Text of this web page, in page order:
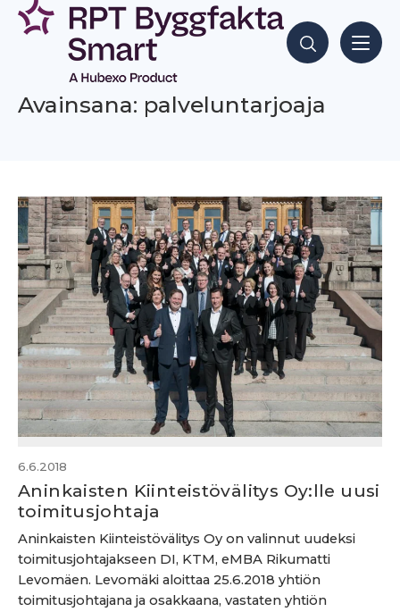
Siirry
sisältöön
Hae sisältöjä
Avainsana: palveluntarjoaja
6.6.2018
Aninkaisten Kiinteistövälitys Oy:lle uusi
toimitusjohtaja
Aninkaisten Kiinteistövälitys Oy on valinnut uudeksi
toimitusjohtajakseen DI, KTM, eMBA Rikumatti
Levomäen. Levomäki aloittaa 25.6.2018 yhtiön
toimitusjohtajana ja osakkaana, vastaten yhtiön